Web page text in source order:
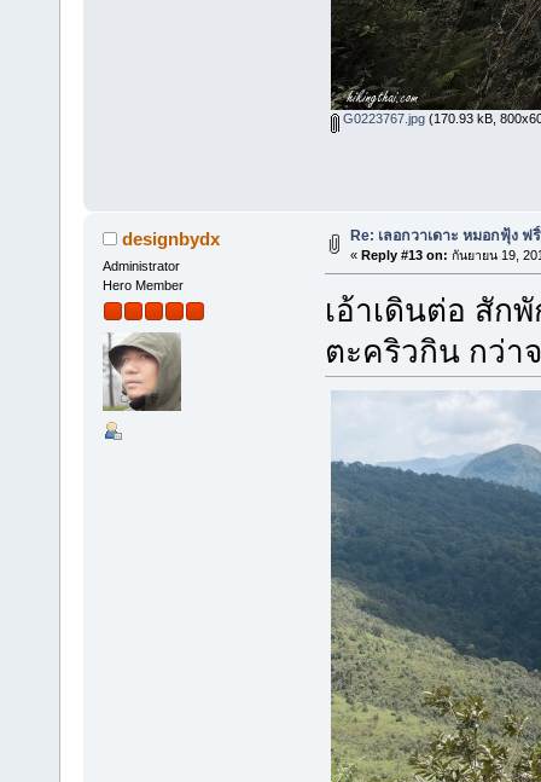
G0223767.jpg(170.93 kB,
designbydx
Administrator
Hero Member
Re: เลอกวาเดาะ หมอกฟุ้ง ฟ
« Reply #13 on: กันยายน 19,
เอ้าเดินต่อ สัก
ตะคริวกิน กว่า